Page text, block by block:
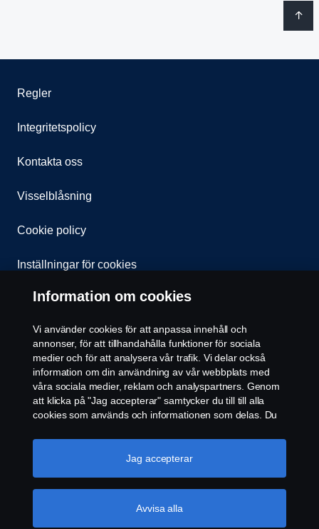
Regler
Integritetspolicy
Kontakta oss
Visselblåsning
Cookie policy
Inställningar för cookies
© Copyright Scania 2026 All rights reserved. Scania
CV AB (publ), SE-572 36 Oskarshamn, Sweden,
Tel: +46-491 76 50 00
Information om cookies
Vi använder cookies för att anpassa innehåll och
annonser, för att tillhandahålla funktioner för sociala
medier och för att analysera vår trafik. Vi delar också
information om din användning av vår webbplats med
våra sociala medier, reklam och analyspartners. Genom
att klicka på "Jag accepterar" samtycker du till till alla
cookies som används och informationen som delas. Du
"Cookie-inställningar" och välja de kategorier du vill
acceptera. För en mer detaljerad förklaring av hur vi
Avvisa alla
Jag accepterar